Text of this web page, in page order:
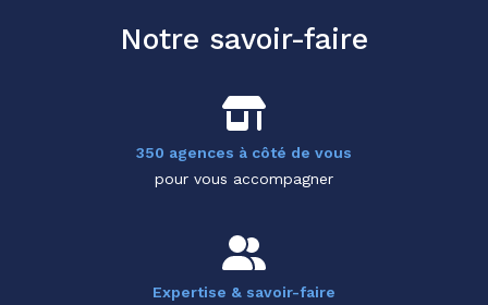
Notre savoir-faire
350 agences à côté de vous
pour vous accompagner
Expertise & savoir-faire